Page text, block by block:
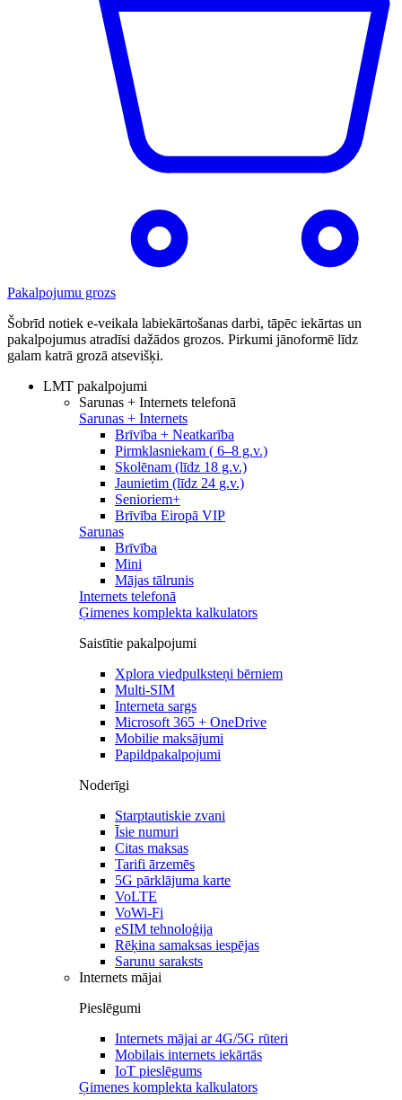
Pakalpojumu grozs
Šobrīd notiek e-veikala labiekārtošanas darbi, tāpēc iekārtas un
pakalpojumus atradīsi dažādos grozos. Pirkumi jānoformē līdz
galam katrā grozā atsevišķi.
LMT pakalpojumi
Sarunas + Internets telefonā
Sarunas + Internets
Brīvība + Neatkarība
Pirmklasniekam ( 6–8 g.v.)
Skolēnam (līdz 18 g.v.)
Jaunietim (līdz 24 g.v.)
Senioriem+
Brīvība Eiropā VIP
Sarunas
Brīvība
Mini
Mājas tālrunis
Internets telefonā
Ģimenes komplekta kalkulators
Saistītie pakalpojumi
Xplora viedpulksteņi bērniem
Multi-SIM
Interneta sargs
Microsoft 365 + OneDrive
Mobilie maksājumi
Papildpakalpojumi
Noderīgi
Starptautiskie zvani
Īsie numuri
Citas maksas
Tarifi ārzemēs
5G pārklājuma karte
VoLTE
VoWi-Fi
eSIM tehnoloģija
Rēķina samaksas iespējas
Sarunu saraksts
Internets mājai
Pieslēgumi
Internets mājai ar 4G/5G rūteri
Mobilais internets iekārtās
IoT pieslēgums
Ģimenes komplekta kalkulators